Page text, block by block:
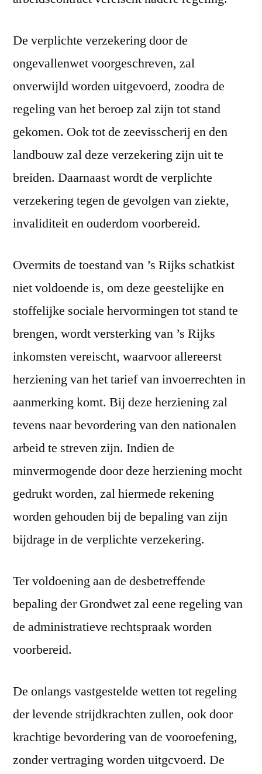
De verplichte verzekering door de
ongevallenwet voorgeschreven, zal
onverwijld worden uitgevoerd, zoodra de
regeling van het beroep zal zijn tot stand
gekomen. Ook tot de zeevisscherij en den
landbouw zal deze verzekering zijn uit te
breiden. Daarnaast wordt de verplichte
verzekering tegen de gevolgen van ziekte,
invaliditeit en ouderdom voorbereid.
Overmits de toestand van ’s Rijks schatkist
niet voldoende is, om deze geestelijke en
stoffelijke sociale hervormingen tot stand te
brengen, wordt versterking van ’s Rijks
inkomsten vereischt, waarvoor allereerst
herziening van het tarief van invoerrechten in
aanmerking komt. Bij deze herziening zal
tevens naar bevordering van den nationalen
arbeid te streven zijn. Indien de
minvermogende door deze herziening mocht
gedrukt worden, zal hiermede rekening
worden gehouden bij de bepaling van zijn
bijdrage in de verplichte verzekering.
Ter voldoening aan de desbetreffende
bepaling der Grondwet zal eene regeling van
de administratieve rechtspraak worden
voorbereid.
De onlangs vastgestelde wetten tot regeling
der levende strijdkrachten zullen, ook door
krachtige bevordering van de vooroefening,
zonder vertraging worden uitgcvoerd. De